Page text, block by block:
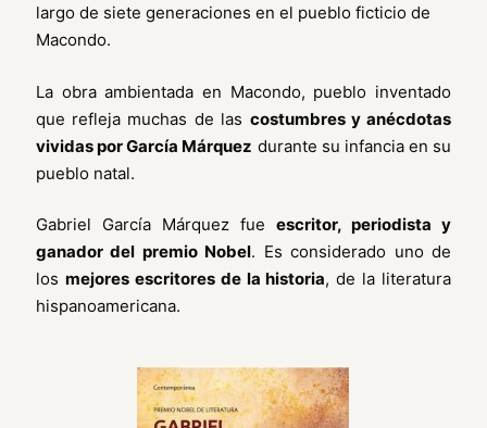
largo de siete generaciones en el pueblo ficticio de
Macondo.
La obra ambientada en Macondo, pueblo inventado
que refleja muchas de las costumbres y anécdotas
vividas por García Márquez durante su infancia en su
pueblo natal.
Gabriel García Márquez fueescritor, periodista y
ganador del premio Nobel. Es considerado uno de
los mejores escritores de la historia, de la literatura
hispanoamericana.